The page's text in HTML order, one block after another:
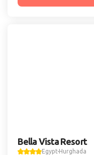
Bella Vista Resort
Egypt Hurghada